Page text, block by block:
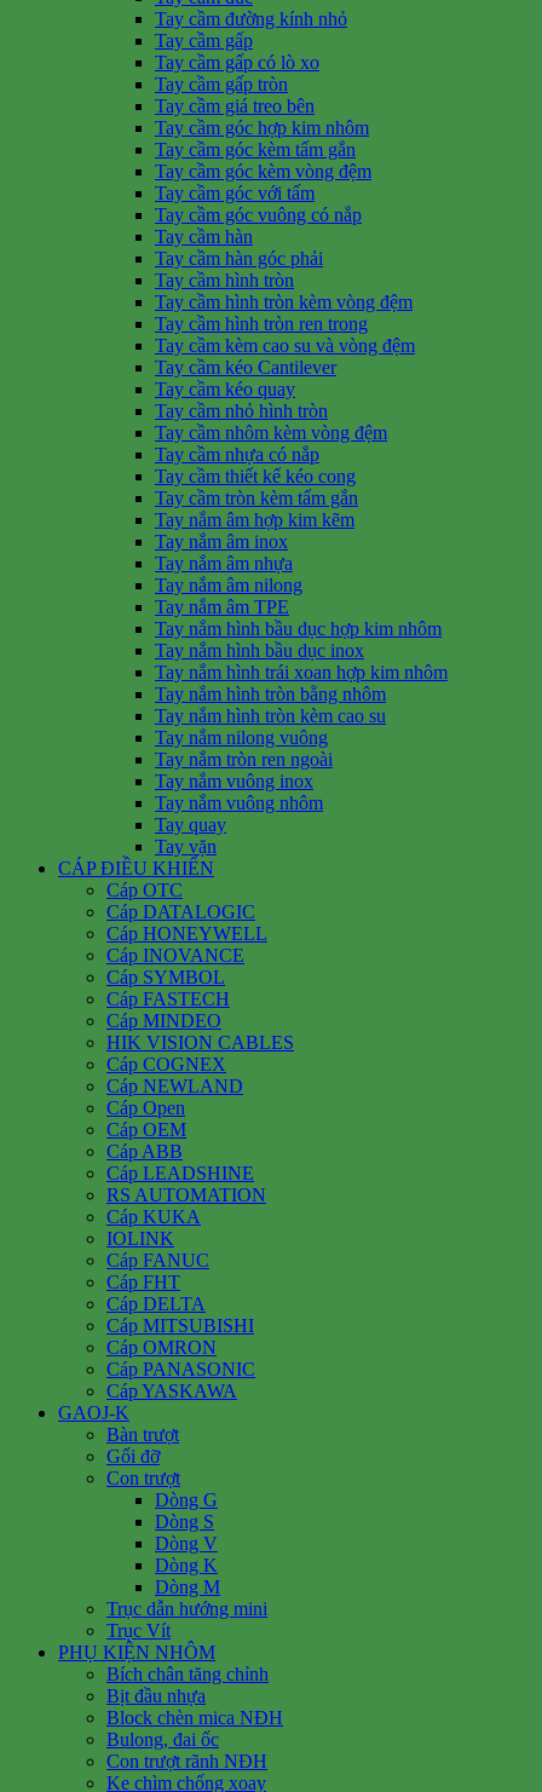
Tay cầm đường kính nhỏ
Tay cầm gấp
Tay cầm gấp có lò xo
Tay cầm gấp tròn
Tay cầm giá treo bên
Tay cầm góc hợp kim nhôm
Tay cầm góc kèm tấm gắn
Tay cầm góc kèm vòng đệm
Tay cầm góc với tấm
Tay cầm góc vuông có nắp
Tay cầm hàn
Tay cầm hàn góc phải
Tay cầm hình tròn
Tay cầm hình tròn kèm vòng đệm
Tay cầm hình tròn ren trong
Tay cầm kèm cao su và vòng đệm
Tay cầm kéo Cantilever
Tay cầm kéo quay
Tay cầm nhỏ hình tròn
Tay cầm nhôm kèm vòng đệm
Tay cầm nhựa có nắp
Tay cầm thiết kế kéo cong
Tay cầm tròn kèm tấm gắn
Tay nắm âm hợp kim kẽm
Tay nắm âm inox
Tay nắm âm nhựa
Tay nắm âm nilong
Tay nắm âm TPE
Tay nắm hình bầu dục hợp kim nhôm
Tay nắm hình bầu dục inox
Tay nắm hình trái xoan hợp kim nhôm
Tay nắm hình tròn bằng nhôm
Tay nắm hình tròn kèm cao su
Tay nắm nilong vuông
Tay nắm tròn ren ngoài
Tay nắm vuông inox
Tay nắm vuông nhôm
Tay quay
Tay vặn
CÁP ĐIỀU KHIỂN
Cáp OTC
Cáp DATALOGIC
Cáp HONEYWELL
Cáp INOVANCE
Cáp SYMBOL
Cáp FASTECH
Cáp MINDEO
HIK VISION CABLES
Cáp COGNEX
Cáp NEWLAND
Cáp Open
Cáp OEM
Cáp ABB
Cáp LEADSHINE
RS AUTOMATION
Cáp KUKA
IOLINK
Cáp FANUC
Cáp FHT
Cáp DELTA
Cáp MITSUBISHI
Cáp OMRON
Cáp PANASONIC
Cáp YASKAWA
GAOJ-K
Bàn trượt
Gối đỡ
Con trượt
Dòng G
Dòng S
Dòng V
Dòng K
Dòng M
Trục dẫn hướng mini
Trục Vít
PHỤ KIỆN NHÔM
Bích chân tăng chỉnh
Bịt đầu nhựa
Block chèn mica NĐH
Bulong, đai ốc
Con trượt rãnh NĐH
Ke chìm chống xoay